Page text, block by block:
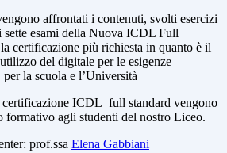
affrontati i contenuti, svolti esercizi
sette esami della Nuova ICDL Full
certificazione più richiesta in quanto è il
del digitale per le esigenze
la scuola e l’Università
certificazione ICDL full standard vengono
formativo agli studenti del nostro Liceo.
prof.ssa Elena Gabbiani